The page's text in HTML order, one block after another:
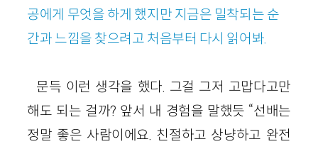
공에게 무엇을 하게 했지만 지금은 밀착되는 순
간과 느낌을 찾으려고 처음부터 다시 읽어봐.
문득 이런 생각을 했다. 그걸 그저 고맙다고만
해도 되는 걸까? 앞서 내 경험을 말했듯 “선배는
정말 좋은 사람이에요. 친절하고 상냥하고 완전